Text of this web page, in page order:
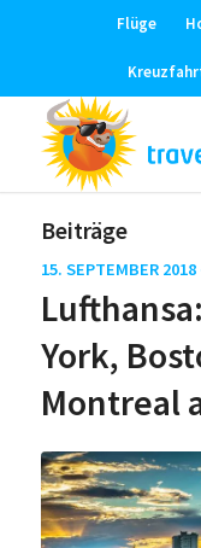
Flüge
Beiträge
15. SEPTEMBER 2018
York,
Montreal